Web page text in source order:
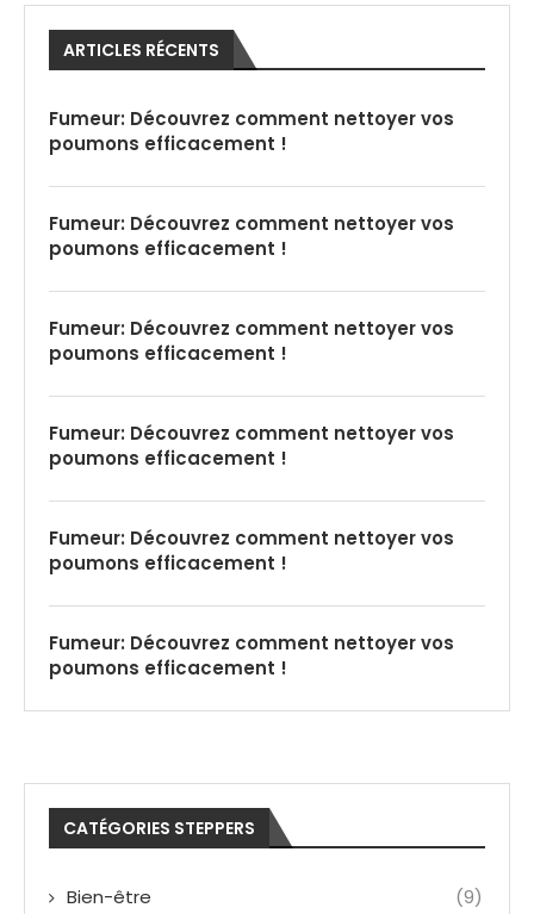
ARTICLES RÉCENTS
Fumeur: Découvrez comment nettoyer vos
poumons efficacement !
Fumeur: Découvrez comment nettoyer vos
poumons efficacement !
Fumeur: Découvrez comment nettoyer vos
poumons efficacement !
Fumeur: Découvrez comment nettoyer vos
poumons efficacement !
Fumeur: Découvrez comment nettoyer vos
poumons efficacement !
Fumeur: Découvrez comment nettoyer vos
poumons efficacement !
CATÉGORIES STEPPERS
Bien-être (9)